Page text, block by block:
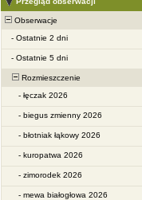
Obserwacje
- Ostatnie 2 dni
- Ostatnie 5 dni
Rozmieszczenie
- łęczak 2026
- biegus zmienny 2026
- błotniak łąkowy 2026
- kuropatwa 2026
- zimorodek 2026
- mewa białogłowa 2026